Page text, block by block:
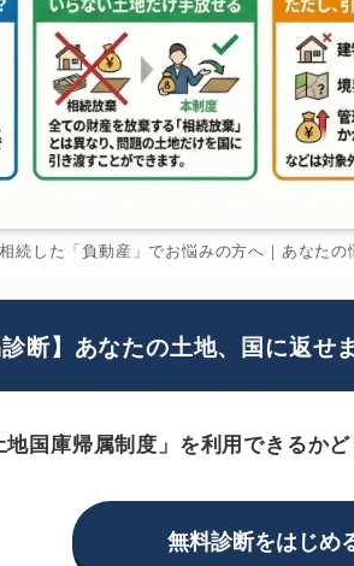
相続した「負動産」でお悩みの方へ｜あなた
診断】あなたの土地、国に返せ
地国庫帰属制度」を利用できるか
無料診断をはじめ